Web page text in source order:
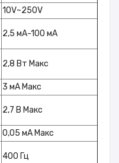
10V~250V
2,5 мА-100 мА
2,8 Вт Макс
3 мА Макс
2,7 В Макс
0,05 мА Макс
400 Гц